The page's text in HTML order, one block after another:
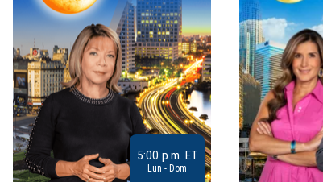
5:00 p.m. ET
Lun - Dom